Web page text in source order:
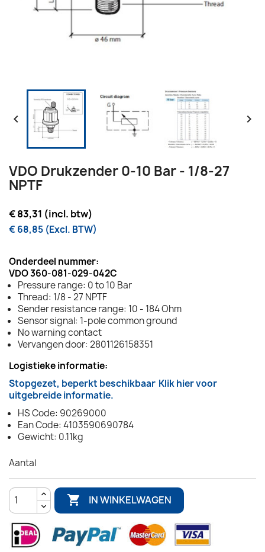
 
VDO Drukzender 0-10 Bar - 1/8-27
NPTF
€ 83,31 (incl. btw)
€ 68,85 (Excl. BTW)
Onderdeel nummer:
VDO 360-081-029-042C
Pressure range: 0 to 10 Bar
Thread: 1/8 - 27 NPTF
Sender resistance range: 10 - 184 Ohm
Sensor signal: 1-pole common ground
No warning contact
Vervangen door: 2801126158351
Logistieke informatie:
Stopgezet, beperkt beschikbaar Klik hier voor
uitgebreide informatie.
HS Code: 90269000
Ean Code: 4103590690784
Gewicht: 0.11kg
Aantal
 IN WINKELWAGEN